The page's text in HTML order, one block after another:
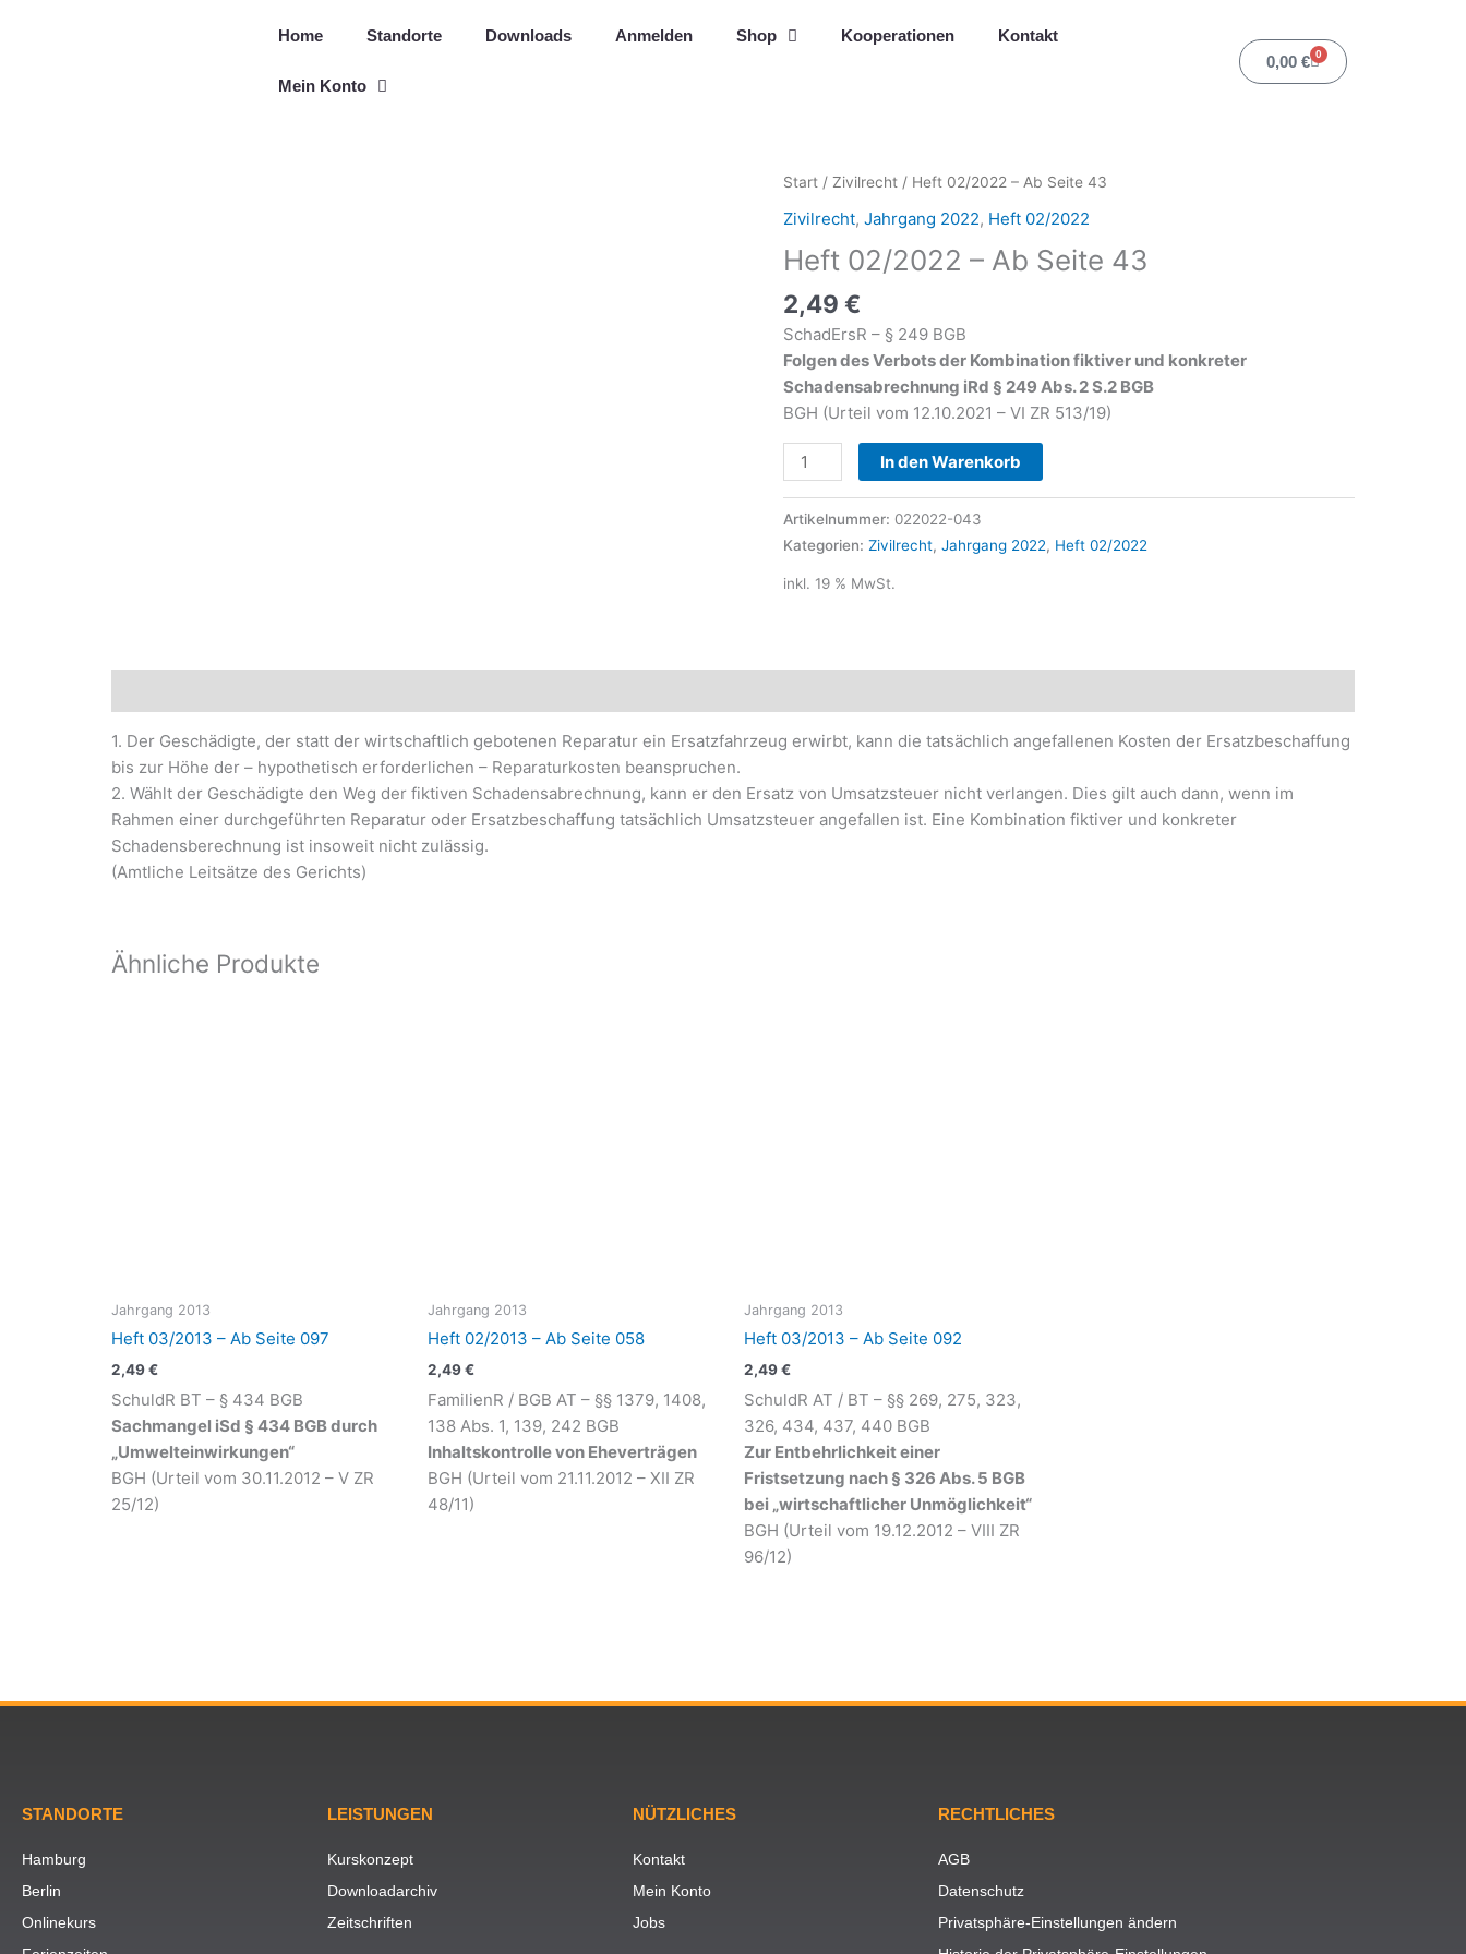
Home Standorte Downloads Anmelden Shop Kooperationen Kontakt
Mein Konto
0,00€ 0
Warenkorb
Start / Zivilrecht / Heft 02/2022 – Ab Seite 43
Zivilrecht, Jahrgang 2022, Heft 02/2022
Heft 02/2022 – Ab Seite 43
2,49 €
SchadErsR – § 249 BGB
Folgen des Verbots der Kombination fiktiver und konkreter
Schadensabrechnung iRd § 249 Abs. 2 S.2 BGB
BGH (Urteil vom 12.10.2021 – VI ZR 513/19)
Heft
02/2022
Ab
43
Menge
In den Warenkorb
Artikelnummer: 022022-043
Kategorien: Zivilrecht, Jahrgang 2022, Heft 02/2022
inkl. 19 % MwSt.
1. Der Geschädigte, der statt der wirtschaftlich gebotenen Reparatur ein Ersatzfahrzeug erwirbt, kann die tatsächlich angefallenen Kosten der Ersatzbeschaffung
bis zur Höhe der – hypothetisch erforderlichen – Reparaturkosten beanspruchen.
2. Wählt der Geschädigte den Weg der fiktiven Schadensabrechnung, kann er den Ersatz von Umsatzsteuer nicht verlangen. Dies gilt auch dann, wenn im
Rahmen einer durchgeführten Reparatur oder Ersatzbeschaffung tatsächlich Umsatzsteuer angefallen ist. Eine Kombination fiktiver und konkreter
Schadensberechnung ist insoweit nicht zulässig.
(Amtliche Leitsätze des Gerichts)
Ähnliche Produkte
Jahrgang 2013
Heft 03/2013 – Ab Seite 097
2,49€
SchuldR BT – § 434 BGB
Sachmangel iSd § 434 BGB durch
„Umwelteinwirkungen“
BGH (Urteil vom 30.11.2012 – V ZR
25/12)
Jahrgang 2013
Heft 02/2013 – Ab Seite 058
2,49€
FamilienR / BGB AT – §§ 1379, 1408,
138 Abs. 1, 139, 242 BGB
Inhaltskontrolle von Eheverträgen
BGH (Urteil vom 21.11.2012 – XII ZR
48/11)
Jahrgang 2013
Heft 03/2013 – Ab Seite 092
2,49€
SchuldR AT / BT – §§ 269, 275, 323,
326, 434, 437, 440 BGB
Zur Entbehrlichkeit einer
Fristsetzung nach § 326 Abs. 5 BGB
bei „wirtschaftlicher Unmöglichkeit“
BGH (Urteil vom 19.12.2012 – VIII ZR
96/12)
STANDORTE
Hamburg
Berlin
Onlinekurs
LEISTUNGEN
Kurskonzept
Downloadarchiv
Zeitschriften
NÜTZLICHES
Kontakt
Mein Konto
Jobs
RECHTLICHES
AGB
Datenschutz
Privatsphäre-Einstellungen ändern